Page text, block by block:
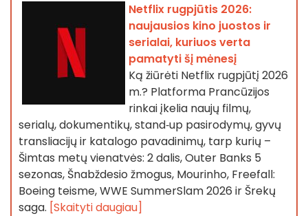
Netflix rugpjūtis 2026:
naujausios kino juostos ir
serialai, kuriuos verta
pamatyti šį mėnesį
Ką žiūrėti Netflix rugpjūtį 2026
m.? Platforma Prancūzijos
rinkai įkelia naujų filmų,
serialų, dokumentikų, stand‑up pasirodymų, gyvų
transliacijų ir katalogo pavadinimų, tarp kurių –
Šimtas metų vienatvės: 2 dalis, Outer Banks 5
sezonas, Šnabždesio žmogus, Mourinho, Freefall:
Boeing teisme, WWE SummerSlam 2026 ir Šrekų
saga. [Skaityti daugiau]